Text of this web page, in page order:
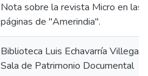
Nota sobre la revista Micro en las
páginas de "Amerindia".
Biblioteca Luis Echavarría Villegas,
Sala de Patrimonio Documental